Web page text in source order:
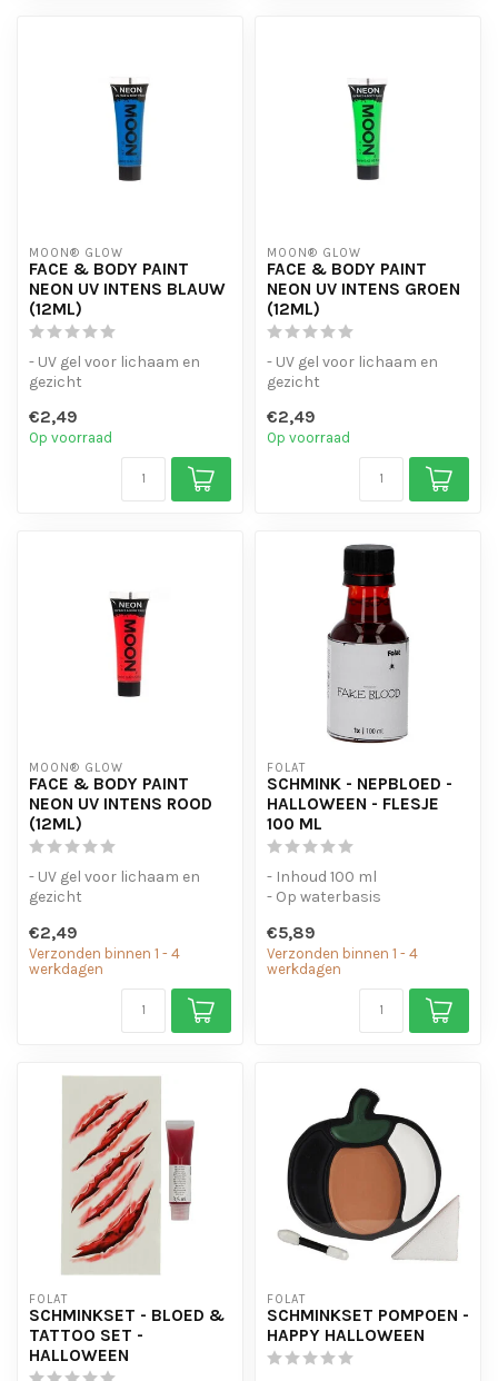
MOON® GLOW
FACE & BODY PAINT
NEON UV INTENS BLAUW
(12ML)
- UV gel voor lichaam en
gezicht
scala aan kleuren.
€2,49
Op voorraad
MOON® GLOW
FACE & BODY PAINT
NEON UV INTENS GROEN
(12ML)
- UV gel voor lichaam en
gezicht
scala aan kleuren.
€2,49
Op voorraad
MOON® GLOW
FACE & BODY PAINT
NEON UV INTENS ROOD
(12ML)
- UV gel voor lichaam en
gezicht
scala aan kleuren.
€2,49
Verzonden binnen 1 - 4
werkdagen
FOLAT
SCHMINK - NEPBLOED -
HALLOWEEN - FLESJE
100 ML
- Inhoud 100 ml
- Op waterbasis
€5,89
Verzonden binnen 1 - 4
werkdagen
FOLAT
SCHMINKSET - BLOED &
TATTOO SET -
HALLOWEEN
FOLAT
SCHMINKSET POMPOEN -
HAPPY HALLOWEEN